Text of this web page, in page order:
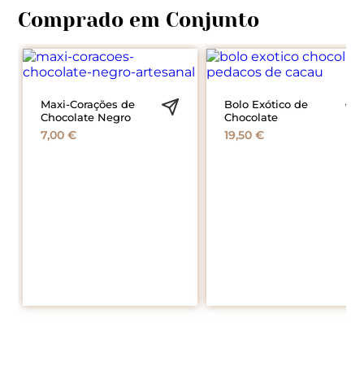
Maxi-Corações de
Chocolate Negro
7,00€
Bolo Exótico de
Chocolate
19,50€